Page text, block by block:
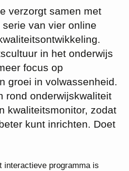
verzorgt samen met
van vier online
in het onderwijs
focus op
groei in volwassenheid.
rond onderwijskwaliteit
kwaliteitsmonitor, zodat
kunt inrichten. Doet
interactieve programma is